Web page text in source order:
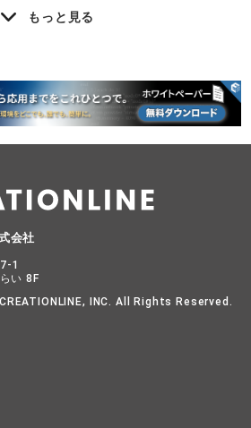
もっと見る
会社
1
い 8F
INC. All Rights Reserved.